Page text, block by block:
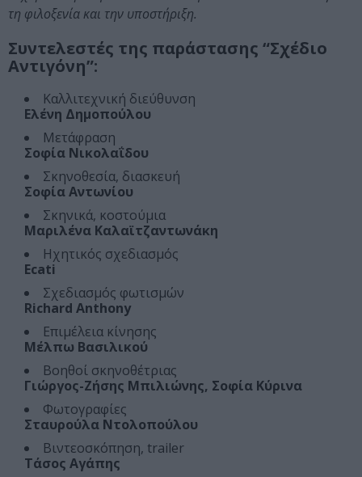
τη φιλοξενία και την υποστήριξη.
Συντελεστές της παράστασης “Σχέδιο
Αντιγόνη”:
Καλλιτεχνική διεύθυνση
Ελένη Δημοπούλου
Μετάφραση
Σοφία Νικολαΐδου
Σκηνοθεσία, διασκευή
Σοφία Αντωνίου
Σκηνικά, κοστούμια
Μαριλένα Καλαϊτζαντωνάκη
Ηχητικός σχεδιασμός
Ecati
Σχεδιασμός φωτισμών
Richard Anthony
Επιμέλεια κίνησης
Μέλπω Βασιλικού
Βοηθοί σκηνοθέτριας
Γιώργος-Ζήσης Μπιλιώνης, Σοφία Κύρινα
Φωτογραφίες
Σταυρούλα Ντολοπούλου
Βιντεοσκόπηση, trailer
Τάσος Αγάπης